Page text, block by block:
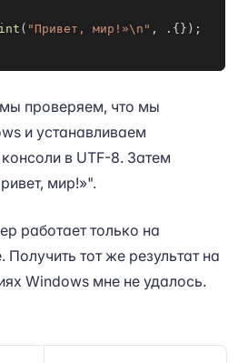
( "Привет, мир!»\n" , . { } ) ;
проверяем, что мы
и устанавливаем
в UTF-8. Затем
мир!»".
работает только на
Получить тот же результат на
Windows мне не удалось.